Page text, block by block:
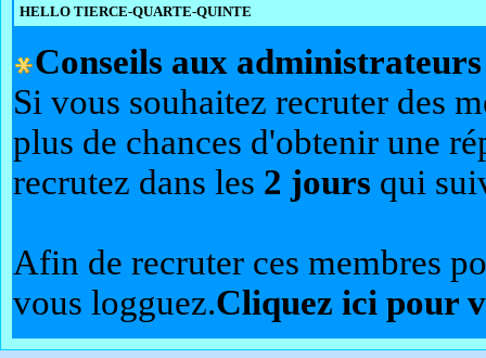
HELLO TIERCE-QUARTE-QUINTE
Conseils aux
Si vous souhaitez recruter des
plus de chances d'obtenir une
recrutez dans les 2 jours qui
Afin de recruter ces membres
vous logguez.Cliquez ici pour